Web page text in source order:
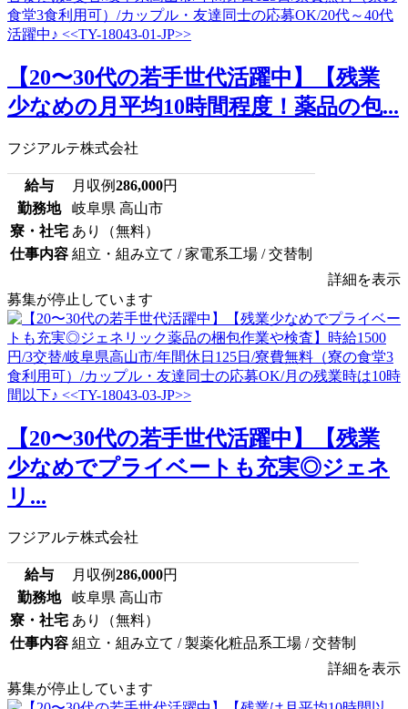
【20〜30代の若手世代活躍中】【残業
少なめの月平均10時間程度！薬品の包...
フジアルテ株式会社
給与 月収例286,000円
勤務地
岐阜県 高山市
寮・社宅 あり（無料）
仕事内容 組立・組み立て / 家電系工場 / 交替制
詳細を表示
募集が停止しています
【20〜30代の若手世代活躍中】【残業
少なめでプライベートも充実◎ジェネ
リ...
フジアルテ株式会社
給与 月収例286,000円
勤務地
岐阜県 高山市
寮・社宅 あり（無料）
仕事内容 組立・組み立て / 製薬化粧品系工場 / 交替制
詳細を表示
募集が停止しています